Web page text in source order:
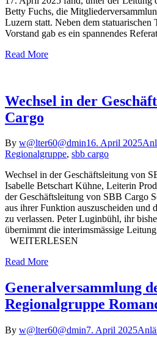
Betty Fuchs, die
Luzern statt. Neben dem
Vorstand gab es ein spannendes
Read More
Wechsel in der
Cargo
By w@lter60@dmin16. April 2025
Regionalgruppe, sbb cargo
Wechsel in der Geschäftsleitung von
Isabelle Betschart Kühne, Leiterin
der Geschäftsleitung von SBB Cargo
aus ihrer Funktion auszuscheiden
zu verlassen. Peter Luginbühl, ihr
übernimmt die interimsmässige
WEITERLESEN
Read More
Generalversammlung
Regionalgruppe
By w@lter60@dmin7. April 2025